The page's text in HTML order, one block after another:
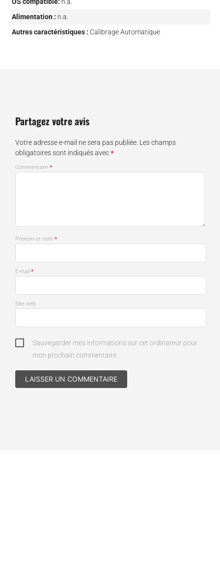
OS compatible: n.a.
Alimentation : n.a.
Autres caractéristiques : Calibrage Automatique
Partagez votre avis
Votre adresse e-mail ne sera pas publiée. Les champs
obligatoires sont indiqués avec*
Commentaire *
Prénom et nom *
E-mail *
Site web
Sauvegarder mes informations sur cet ordinateur pour
mon prochain commentaire